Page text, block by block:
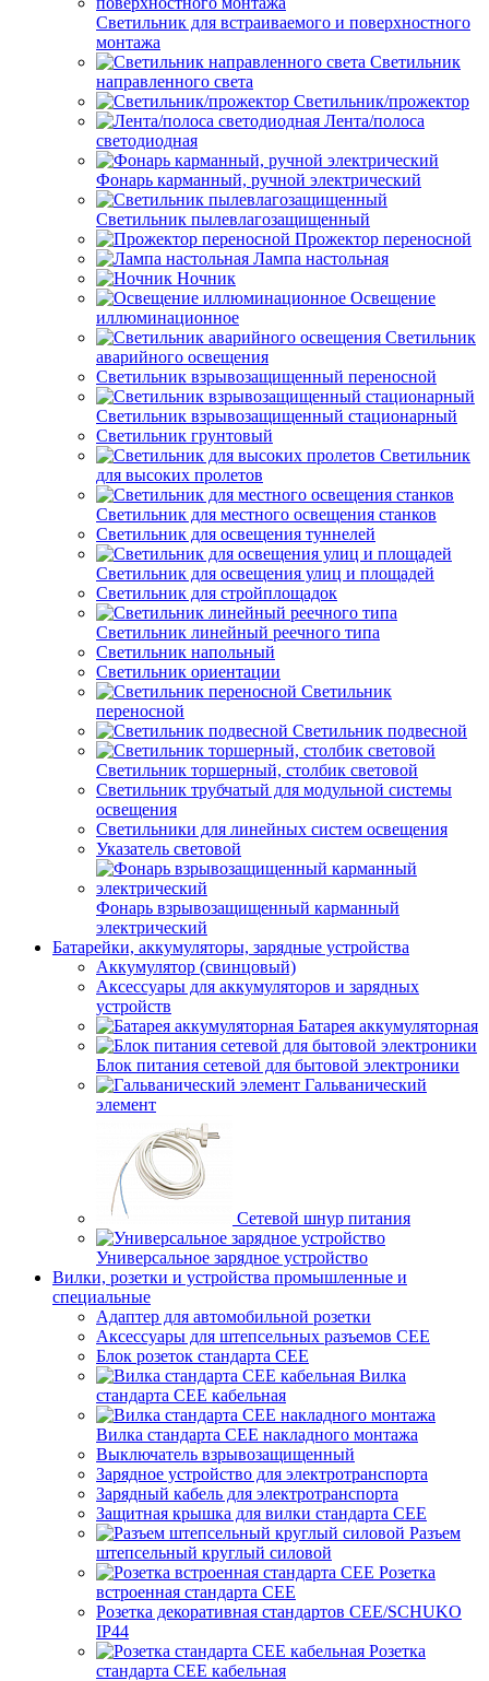
Светильник для встраиваемого и поверхностного
монтажа
Светильник
направленного света
Светильник/прожектор
Лента/полоса
светодиодная
Фонарь карманный, ручной электрический
Светильник пылевлагозащищенный
Прожектор переносной
Лампа настольная
Ночник
Освещение
иллюминационное
Светильник
аварийного освещения
Светильник взрывозащищенный переносной
Светильник взрывозащищенный стационарный
Светильник грунтовый
Светильник
для высоких пролетов
Светильник для местного освещения станков
Светильник для освещения туннелей
Светильник для освещения улиц и площадей
Светильник для стройплощадок
Светильник линейный реечного типа
Светильник напольный
Светильник ориентации
Светильник
переносной
Светильник подвесной
Светильник торшерный, столбик световой
Светильник трубчатый для модульной системы
освещения
Светильники для линейных систем освещения
Указатель световой
Фонарь взрывозащищенный карманный
электрический
Батарейки, аккумуляторы, зарядные устройства
Аккумулятор (свинцовый)
Аксессуары для аккумуляторов и зарядных
устройств
Батарея аккумуляторная
Блок питания сетевой для бытовой электроники
Гальванический
элемент
Сетевой шнур питания
Универсальное зарядное устройство
Вилки, розетки и устройства промышленные и
специальные
Адаптер для автомобильной розетки
Аксессуары для штепсельных разъемов CEE
Блок розеток стандарта CEE
Вилка
стандарта CEE кабельная
Вилка стандарта CEE накладного монтажа
Выключатель взрывозащищенный
Зарядное устройство для электротранспорта
Зарядный кабель для электротранспорта
Защитная крышка для вилки стандарта CEE
Разъем
штепсельный круглый силовой
Розетка
встроенная стандарта CEE
Розетка декоративная стандартов CEE/SCHUKO
IP44
Розетка
стандарта СЕЕ кабельная